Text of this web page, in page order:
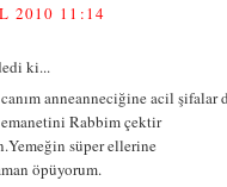
2010 11:14
ki...
anneanneciğine acil şifalar
Rabbim çektir
süper ellerine
öpüyorum.